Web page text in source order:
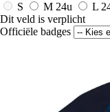
S
M 24u L
Dit veld is verplicht
Officiële badges